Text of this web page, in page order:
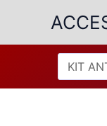
contenido